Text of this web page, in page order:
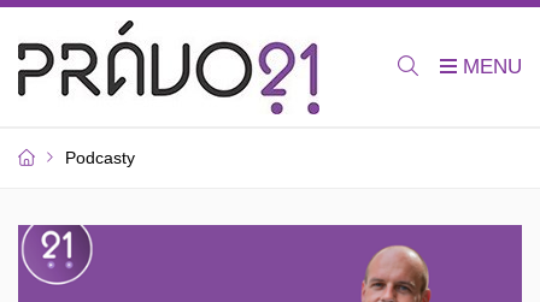
Podcasty